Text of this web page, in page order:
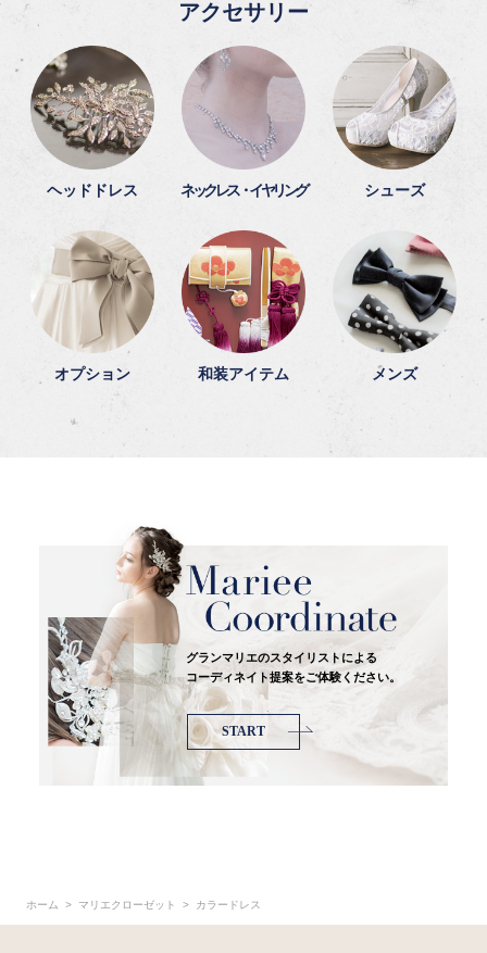
アクセサリー
ヘッドドレス ネックレス・イヤリング シューズ
オプション 和装アイテム メンズ
グランマリエのスタイリストによる
コーディネイト提案をご体験ください。
START
ホーム マリエクローゼット カラードレス